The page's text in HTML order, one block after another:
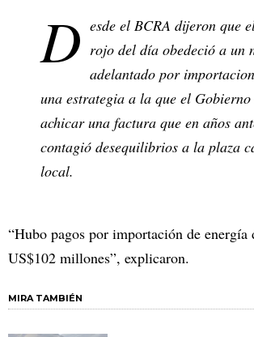
D esde el BCRA dijeron que
rojo del día obedeció a un
adelantado por
una estrategia a la que el
achicar una factura que en años
contagió desequilibrios a la plaza
local.
“Hubo pagos por importación de energía
US$102 millones”, explicaron.
MIRA TAMBIÉN